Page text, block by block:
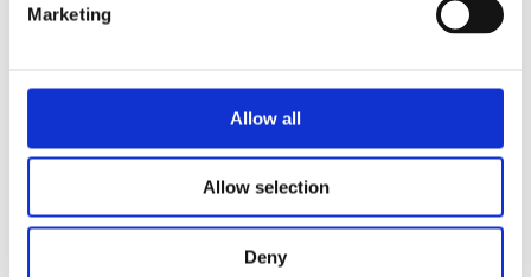
Marketing
Allow all
Allow selection
Deny
2016